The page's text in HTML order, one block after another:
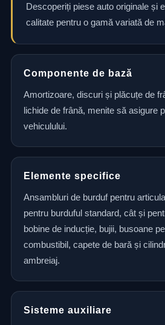
Descoperiți piese auto originale și
calitate pentru o gamă variată de
Componente de bază
Amortizoare, discuri și plăcuțe de
lichide de frână, menite să asigure
vehiculului.
Elemente specifice
Ansambluri de burduf pentru
pentru burduful standard, cât și
bobine de inducție, bujii, busoane
combustibil, capete de bară și
ambreiaj.
Sisteme auxiliare